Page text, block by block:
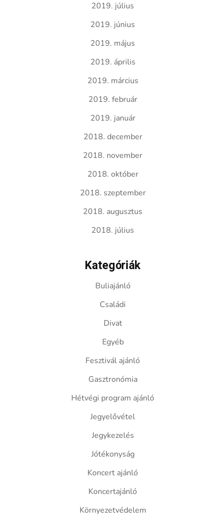
2019. július
2019. június
2019. május
2019. április
2019. március
2019. február
2019. január
2018. december
2018. november
2018. október
2018. szeptember
2018. augusztus
2018. július
Kategóriák
Buliajánló
Családi
Divat
Egyéb
Fesztivál ajánló
Gasztronómia
Hétvégi program ajánló
Jegyelővétel
Jegykezelés
Jótékonyság
Koncert ajánló
Koncertajánló
Környezetvédelem